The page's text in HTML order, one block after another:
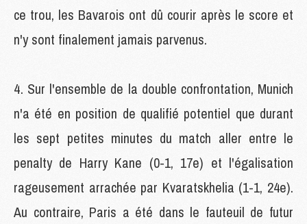
ce trou, les Bavarois ont dû courir après le score et
n'y sont finalement jamais parvenus.
Sur l'ensemble de la double confrontation, Munich
n'a été en position de qualifié potentiel que durant
les sept petites minutes du match aller entre le
penalty de Harry Kane (0-1, 17e) et l'égalisation
rageusement arrachée par Kvaratskhelia (1-1, 24e).
Au contraire, Paris a été dans le fauteuil de futur